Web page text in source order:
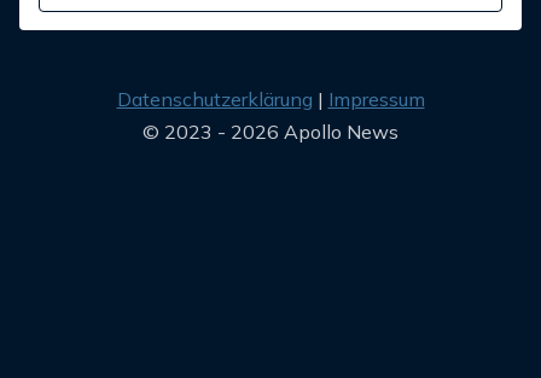
Datenschutzerklärung
Impressum
© 2023 - 2026 Apollo News